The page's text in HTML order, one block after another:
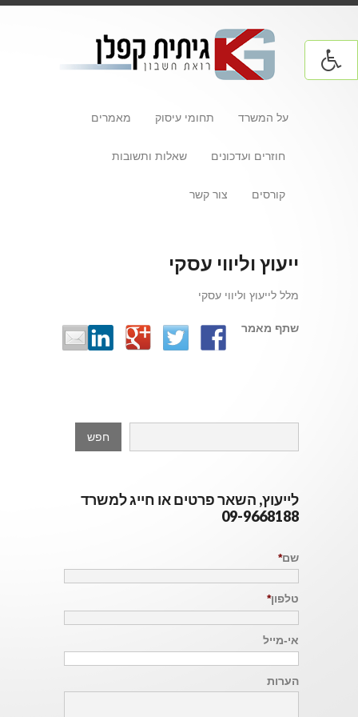
על המשרד תחומי עיסוק מאמרים
חוזרים ועדכונים שאלות ותשובות
קורסים צור קשר
ייעוץ וליווי עסקי
מלל לייעוץ וליווי עסקי
שתף מאמר
לייעוץ, השאר פרטים או חייג למשרד
09-9668188
שם*
טלפון*
אי-מייל
הערות